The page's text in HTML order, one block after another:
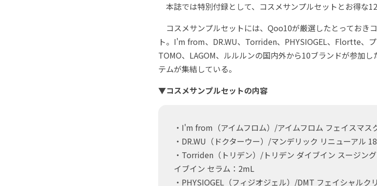
本誌では特別付録として、コスメサンプルセットとお得な
コスメサンプルセットには、Qoo10が厳選したとっておき
ト。I'm from、DR.WU、Torriden、PHYSIOGEL、Flortte、
TOMO、LAGOM、ルルルンの国内外から10ブランドが参加
テムが集結している。
▼コスメサンプルセットの内容
・I'm from（アイムフロム）/アイムフロム フェイスマス
・DR.WU（ドクターウー）/マンデリック リニューアル
・Torriden（トリデン）/トリデン ダイブイン スージン
イブイン セラム：2mL
・PHYSIOGEL（フィジオジェル）/DMT フェイシャルク